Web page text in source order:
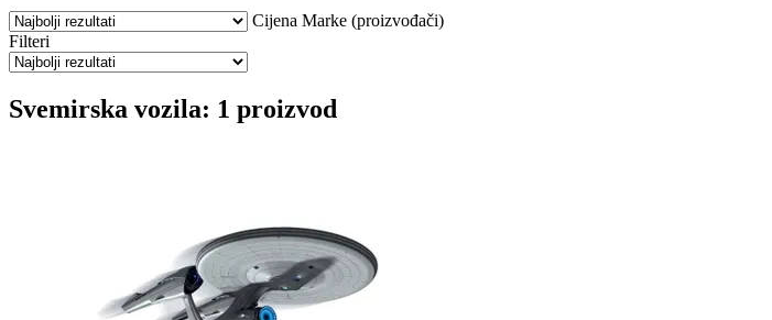
Cijena Marke (proizvođači)
Filteri
Svemirska vozila: 1 proizvod